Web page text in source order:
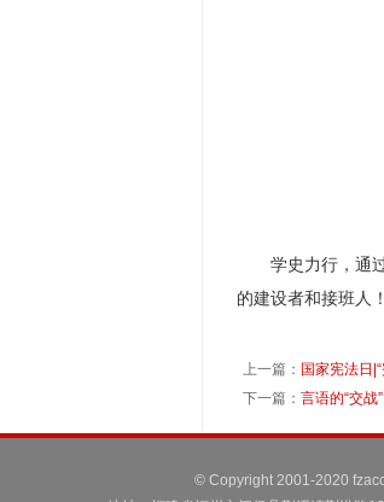
学史力行，通
的建设者和接班人！
上一篇： 国家宪法日
下一篇： 言语的“交战
© Copyright 2001-2020